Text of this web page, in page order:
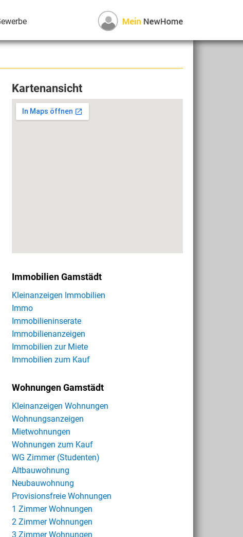
Kartenansicht
Immobilien Gamstädt
Kleinanzeigen Immobilien
Immo
Immobilieninserate
Immobilienanzeigen
Immobilien zur Miete
Immobilien zum Kauf
Wohnungen Gamstädt
Kleinanzeigen Wohnungen
Wohnungsanzeigen
Mietwohnungen
Wohnungen zum Kauf
WG Zimmer (Studenten)
Altbauwohnung
Neubauwohnung
Provisionsfreie Wohnungen
1 Zimmer Wohnungen
2 Zimmer Wohnungen
3 Zimmer Wohnungen